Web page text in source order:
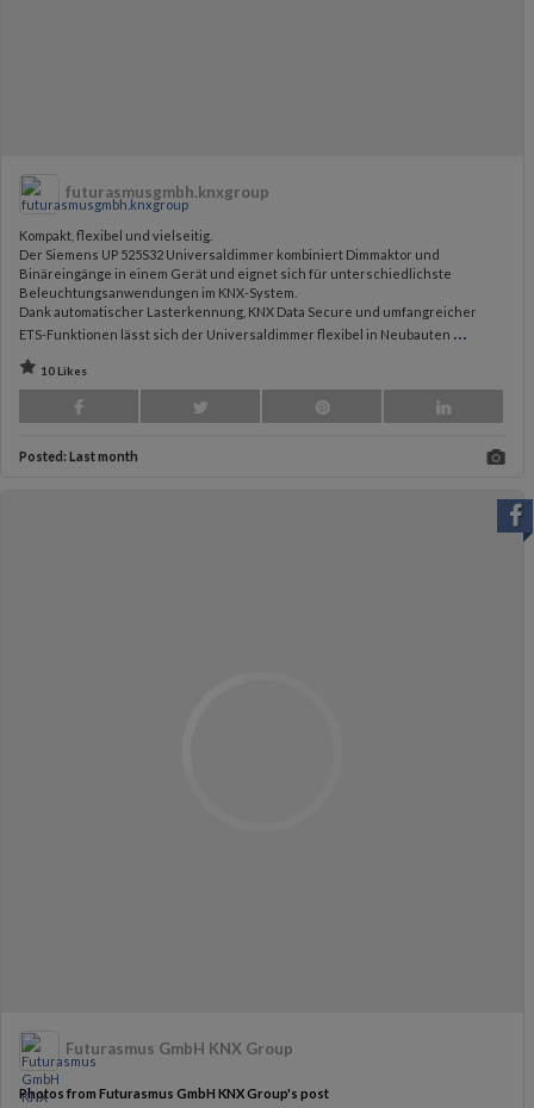
futurasmusgmbh.knxgroup
Kompakt, flexibel und vielseitig.
Der Siemens UP 525S32 Universaldimmer kombiniert Dimmaktor und
Binäreingänge in einem Gerät und eignet sich für unterschiedlichste
Beleuchtungsanwendungen im KNX-System.
Dank automatischer Lasterkennung, KNX Data Secure und umfangreicher
ETS-Funktionen lässt sich der Universaldimmer flexibel in Neubauten ...
10 Likes
Posted: Last month
Futurasmus GmbH KNX Group
Photos from Futurasmus GmbH KNX Group's post